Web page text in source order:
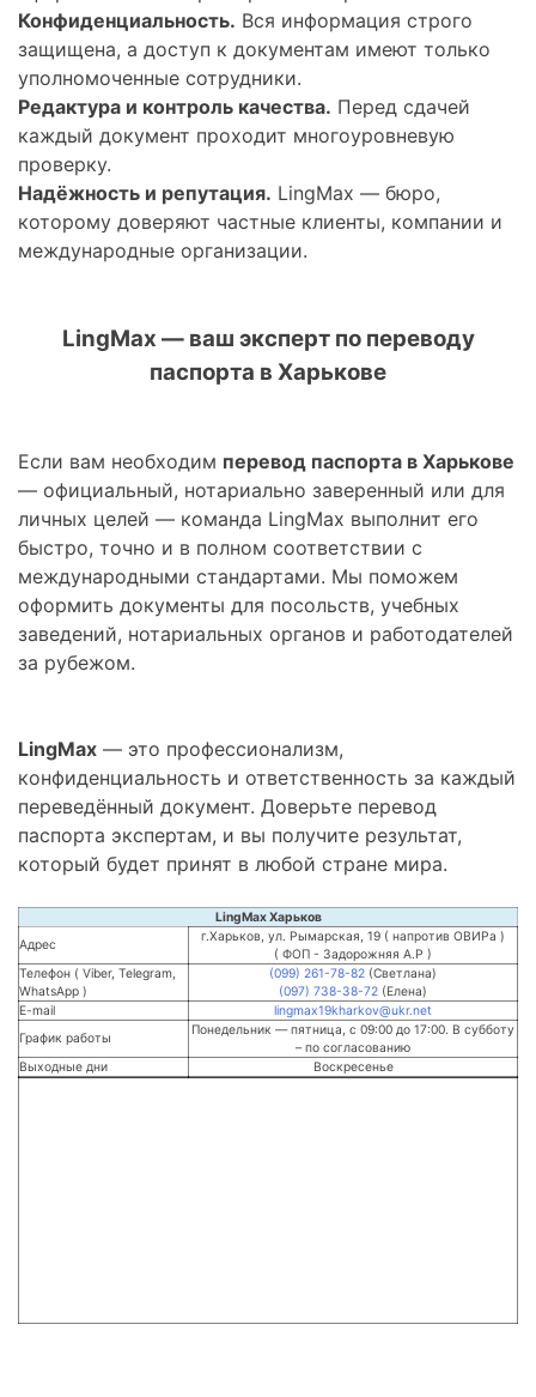
Конфиденциальность. Вся информация строго
защищена, а доступ к документам имеют только
уполномоченные сотрудники.
Редактура и контроль качества. Перед сдачей
каждый документ проходит многоуровневую
проверку.
Надёжность и репутация. LingMax — бюро,
которому доверяют частные клиенты, компании и
международные организации.
LingMax — ваш эксперт по переводу
паспорта в Харькове
Если вам необходим перевод паспорта в Харькове
— официальный, нотариально заверенный или для
личных целей — команда LingMax выполнит его
быстро, точно и в полном соответствии с
международными стандартами. Мы поможем
оформить документы для посольств, учебных
заведений, нотариальных органов и работодателей
за рубежом.
LingMax — это профессионализм,
конфиденциальность и ответственность за каждый
переведённый документ. Доверьте перевод
паспорта экспертам, и вы получите результат,
который будет принят в любой стране мира.
LingMax Харьков
Адрес
г.Харьков, ул. Рымарская, 19 ( напротив ОВИРа )
( ФОП - Задорожняя А.Р )
Телефон ( Viber, Telegram,
WhatsApp )
(099) 261-78-82 (Светлана)
(097) 738-38-72 (Елена)
E-mail
lingmax19kharkov@ukr.net
График работы
Понедельник — пятница, с 09:00 до 17:00. В субботу
– по согласованию
Выходные дни
Воскресенье